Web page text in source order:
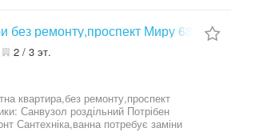
інфраструктури.
без ремонту,проспект Миру 68
2 / 3 эт.
Сантехніка,ванна потребує заміни